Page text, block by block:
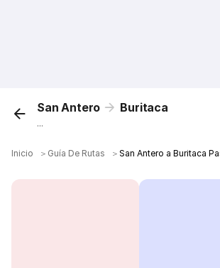
San Antero Buritaca
...
Inicio ＞ Guía De Rutas ＞ San Antero a Buritaca